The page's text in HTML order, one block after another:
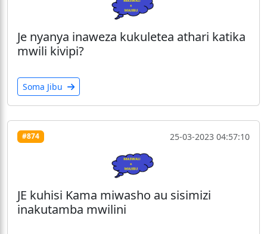
Je nyanya inaweza kukuletea athari katika
mwili kivipi?
Soma Jibu
#874 25-03-2023 04:57:10
JE kuhisi Kama miwasho au sisimizi
inakutamba mwilini